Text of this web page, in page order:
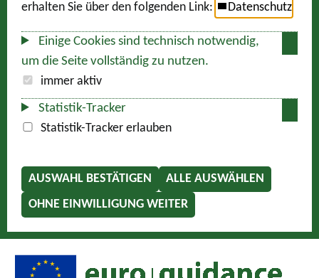
erhalten Sie über den folgenden Link:
Datenschutz
Einige Cookies sind technisch notwendig,
um die Seite vollständig zu nutzen.
immer aktiv
Statistik-Tracker
Statistik-Tracker erlauben
AUSWAHL BESTÄTIGEN
ALLE AUSWÄHLEN
OHNE EINWILLIGUNG WEITER